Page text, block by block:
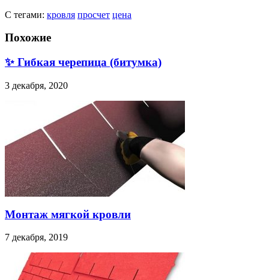
С тегами: кровля просчет цена
Похожие
✨ Гибкая черепица (битумка)
3 декабря, 2020
Монтаж мягкой кровли
7 декабря, 2019